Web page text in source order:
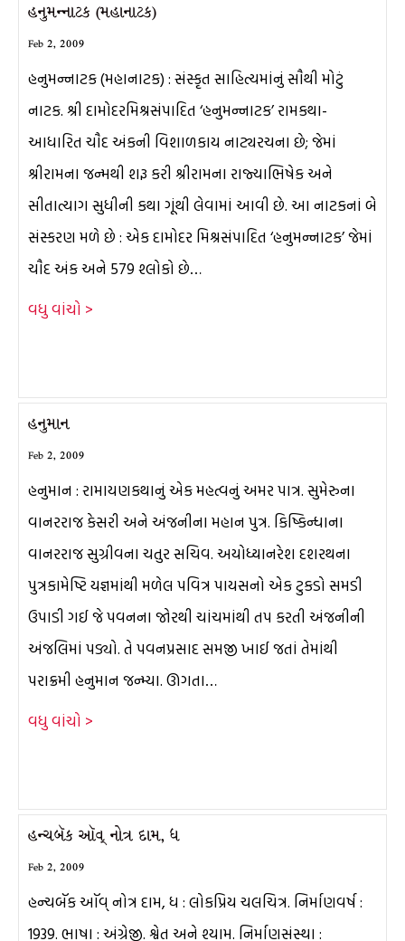
હનુમન્નાટક (મહાનાટક)
Feb 2, 2009
હનુમન્નાટક (મહાનાટક) : સંસ્કૃત સાહિત્યમાંનું સૌથી મોટું
નાટક. શ્રી દામોદરમિશ્રસંપાદિત ‘હનુમન્નાટક’ રામકથા-
આધારિત ચૌદ અંકની વિશાળકાય નાટ્યરચના છે; જેમાં
શ્રીરામના જન્મથી શરૂ કરી શ્રીરામના રાજ્યાભિષેક અને
સીતાત્યાગ સુધીની કથા ગૂંથી લેવામાં આવી છે. આ નાટકનાં બે
સંસ્કરણ મળે છે : એક દામોદર મિશ્રસંપાદિત ‘હનુમન્નાટક’ જેમાં
ચૌદ અંક અને 579 શ્લોકો છે…
વધુ વાંચો >
હનુમાન
Feb 2, 2009
હનુમાન : રામાયણકથાનું એક મહત્વનું અમર પાત્ર. સુમેરુના
વાનરરાજ કેસરી અને અંજનીના મહાન પુત્ર. કિષ્કિન્ધાના
વાનરરાજ સુગ્રીવના ચતુર સચિવ. અયોધ્યાનરેશ દશરથના
પુત્રકામેષ્ટિ યજ્ઞમાંથી મળેલ પવિત્ર પાયસનો એક ટુકડો સમડી
ઉપાડી ગઈ જે પવનના જોરથી ચાંચમાંથી તપ કરતી અંજનીની
અંજલિમાં પડ્યો. તે પવનપ્રસાદ સમજી ખાઈ જતાં તેમાંથી
પરાક્રમી હનુમાન જન્મ્યા. ઊગતા…
વધુ વાંચો >
હન્ચબૅક ઑવ્ નોત્ર દામ, ધ
Feb 2, 2009
હન્ચબૅક ઑવ્ નોત્ર દામ, ધ : લોકપ્રિય ચલચિત્ર. નિર્માણવર્ષ :
1939. ભાષા : અંગ્રેજી. શ્વેત અને શ્યામ. નિર્માણસંસ્થા :